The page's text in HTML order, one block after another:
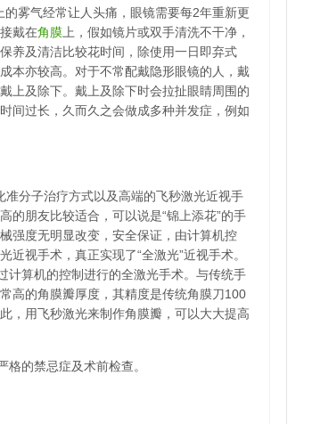
雾气经常让人头痛，眼镜需要每2年重新更
戴在角膜 上，假如镜片或双手清洗不干净，
养及清洁比较花时间，除使用一日即弃式
本亦较高。对于不常配戴隐形眼镜的人，戴
上及除下。戴上及除下时会拉扯眼睛周围的
间过长，久而久之会做成多种并发症，例如
分子治疗方式以及高端的飞秒激光近视手
的朋友比较适合，可以说是“锦上添花”的手
强度无明显改变，安全保证，由计算机控
视手术，真正实现了“全激光”近视手术。
计算机的控制进行的全激光手术。与传统手
高的角膜瓣厚度，其精度是传统角膜刀100
，用飞秒激光来制作角膜瓣，可以大大提高
的禁忌症及术前检查。